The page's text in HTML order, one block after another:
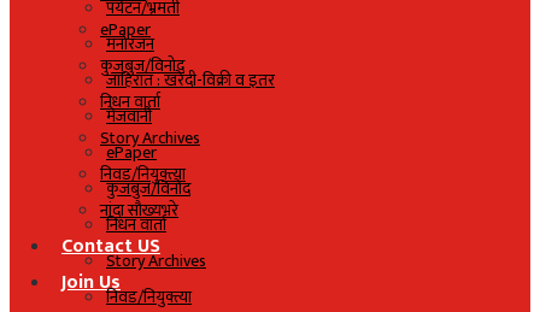
ePaper
कुजबुज/विनोद
निधन वार्ता
Story Archives
निवड/नियुक्त्या
नांदा सौख्यभरे
Contact US
Join Us
पर्यटन/भ्रमंती
मनोरंजन
जाहिरात : खरेदी-विक्री व इतर
मेजवानी
ePaper
कुजबुज/विनोद
निधन वार्ता
Story Archives
निवड/नियुक्त्या